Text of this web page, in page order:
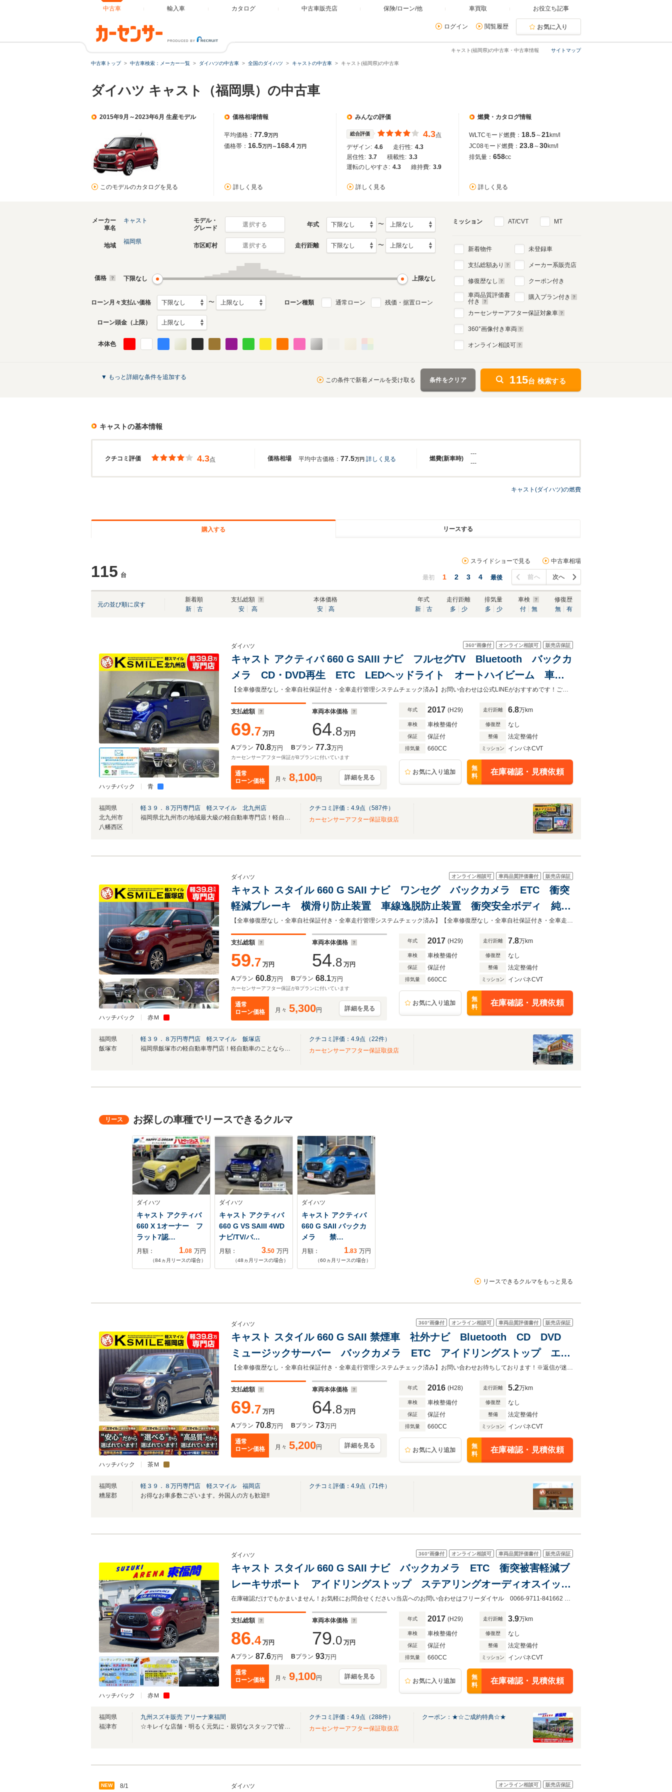
中古車 輸入車 カタログ 中古車販売店 保険/ローン/他 車買取 お役立ち記事
ログイン 閲覧履歴 お気に入り
サイトマップ
キャスト(福岡県)の中古車・中古車情報
中古車トップ 中古車検索：メーカー一覧 ダイハツの中古車 全国のダイハツ キャストの中古車 キャスト(福岡県)の中古車
ダイハツ キャスト（福岡県）の中古車
2015年9月～2023年6月 生産モデル
このモデルのカタログを見る
価格相場情報
平均価格： 77.9万円
価格帯： 16.5万円～168.4 万円
詳しく見る
みんなの評価
総合評価 4.3点
デザイン: 4.6 走行性: 4.3
居住性: 3.7 積載性: 3.3
運転のしやすさ: 4.3 維持費: 3.9
詳しく見る
燃費・カタログ情報
WLTCモード燃費： 18.5～21km/l
JC08モード燃費： 23.8～30km/l
排気量： 658cc
詳しく見る
メーカー
車名
キャスト
モデル・
グレード
選択する 年式 〜
地域
福岡県
市区町村 選択する 走行距離 〜
価格 下限なし 上限なし
ローン月々支払い価格 〜 ローン種類 通常ローン 残価・据置ローン
ローン頭金（上限）
本体色
ミッション AT/CVT MT
新着物件
支払総額あり
修復歴なし
車両品質評価書
付き
未登録車
メーカー系販売店
クーポン付き
購入プラン付き
カーセンサーアフター保証対象車
360°画像付き車両
オンライン相談可
▼ もっと詳細な条件を追加する この条件で新着メールを受け取る 条件をクリア 115台 検索する
キャストの基本情報
クチコミ評価 価格相場 燃費(新車時)
4.3点 平均中古価格： 77.5万円 詳しく見る
---
---
キャスト(ダイハツ)の燃費
購入する リースする
115 台
スライドショーで見る 中古車相場
最初 1 2 3 4 最後 前へ 次へ
元の並び順に戻す
新着順
新
古
支払総額
安
高
本体価格
安
高
年式
新
古
走行距離
多
少
排気量
多
少
車検
付
無
修復歴
無
有
ハッチバック 青
360°画像付 オンライン相談可 販売店保証
ダイハツ
キャスト アクティバ 660 G SAIII ナビ フルセグTV Bluetooth バックカ
メラ CD・DVD再生 ETC LEDヘッドライト オートハイビーム 車線
逸脱防止 衝突軽減ブレーキ 障害物センサー スリップ防止 プッシュス
タート 純正アルミホイール
【全車修復歴なし・全車自社保証付き・全車走行管理システムチェック済み】お問い合わせは公式LINEがおすすめです！ご返信が迷惑メールなどに入り届かないケース続出しております！
支払総額
69.7 万円
車両本体価格
64.8 万円
Aプラン 70.8万円 Bプラン 77.3万円
カーセンサーアフター保証がBプランに付いています
通常
ローン価格
月々 8,100円 詳細を見る
年式 2017 (H29) 走行距離 6.8万km
車検 車検整備付 修復歴 なし
保証 保証付 整備 法定整備付
排気量 660CC ミッション インパネCVT
お気に入り追加
無
料
在庫確認・見積依頼
福岡県
北九州市
八幡西区
軽３９．８万円専門店 軽スマイル 北九州店
福岡県北九州市の地域最大級の軽自動車専門店！軽自動車のことなら軽スマイルへ！
クチコミ評価： 4.9点（587件）
カーセンサーアフター保証取扱店
ハッチバック 赤Ｍ
オンライン相談可 車両品質評価書付 販売店保証
ダイハツ
キャスト スタイル 660 G SAII ナビ ワンセグ バックカメラ ETC 衝突
軽減ブレーキ 横滑り防止装置 車線逸脱防止装置 衝突安全ボディ 純正
アルミホイール オートエアコン LEDヘッドライト スマートキー
【全車修復歴なし・全車自社保証付き・全車走行管理システムチェック済み】【全車修復歴なし・全車自社保証付き・全車走行管理システムチェック済み】
支払総額
59.7 万円
車両本体価格
54.8 万円
Aプラン 60.8万円 Bプラン 68.1万円
カーセンサーアフター保証がBプランに付いています
通常
ローン価格
月々 5,300円 詳細を見る
年式 2017 (H29) 走行距離 7.8万km
車検 車検整備付 修復歴 なし
保証 保証付 整備 法定整備付
排気量 660CC ミッション インパネCVT
お気に入り追加
無
料
在庫確認・見積依頼
福岡県
飯塚市
軽３９．８万円専門店 軽スマイル 飯塚店
福岡県飯塚市の軽自動車専門店！軽自動車のことなら軽スマイル飯塚店へ！
クチコミ評価： 4.9点（22件）
カーセンサーアフター保証取扱店
お探しの車種でリースできるクルマ
ダイハツ
キャスト アクティバ
660 X 1オーナー フ
ラット7認…
月額： 1.08 万円
（84ヵ月リースの場合）
ダイハツ
キャスト アクティバ
660 G VS SAIII 4WD
ナビ/TV/バ…
月額： 3.50 万円
（48 ヵ月リースの場合）
ダイハツ
キャスト アクティバ
660 G SAII バックカ
メラ 禁…
月額： 1.83 万円
（60ヵ月リースの場合）
リースできるクルマをもっと見る
ハッチバック 茶Ｍ
360°画像付 オンライン相談可 車両品質評価書付 販売店保証
ダイハツ
キャスト スタイル 660 G SAII 禁煙車 社外ナビ Bluetooth CD DVD
ミュージックサーバー バックカメラ ETC アイドリングストップ エア
コン 純正アルミ スマートキー 衝突軽減ブレーキ 横滑り防止装置 障
害物センサー 盗難防止装置
支払総額
69.7 万円
車両本体価格
64.8 万円
Aプラン 70.8万円 Bプラン 73万円
通常
ローン価格
月々 5,200円 詳細を見る
年式 2016 (H28) 走行距離 5.2万km
車検 車検整備付 修復歴 なし
保証 保証付 整備 法定整備付
排気量 660CC ミッション インパネCVT
お気に入り追加
無
料
在庫確認・見積依頼
福岡県
糟屋郡
軽３９．８万円専門店 軽スマイル 福岡店
お得なお車多数ございます。外国人の方も歓迎!!
クチコミ評価： 4.9 点（71 件）
ハッチバック 赤Ｍ
360°画像付 オンライン相談可 車両品質評価書付 販売店保証
ダイハツ
キャスト スタイル 660 G SAII ナビ バックカメラ ETC 衝突被害軽減ブ
レーキサポート アイドリングストップ ステアリングオーディオスイッ
チ オートライト スマートキー パワーモード付き
支払総額
86.4 万円
車両本体価格
79.0 万円
Aプラン 87.6万円 Bプラン 93万円
通常
ローン価格
月々 9,100円 詳細を見る
年式 2017 (H29) 走行距離 3.9万km
車検 車検整備付 修復歴 なし
保証 保証付 整備 法定整備付
排気量 660CC ミッション インパネCVT
お気に入り追加
無
料
在庫確認・見積依頼
福岡県
福津市
九州スズキ販売 アリーナ東福間
クチコミ評価： 4.9 点（288件）
カーセンサーアフター保証取扱店
クーポン：★☆ご成約特典☆★
NEW 8/1 オンライン相談可 販売店保証
ダイハツ